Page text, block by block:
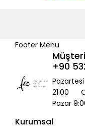
Footer Menu
+90
21:00
Pazar
Kurumsal